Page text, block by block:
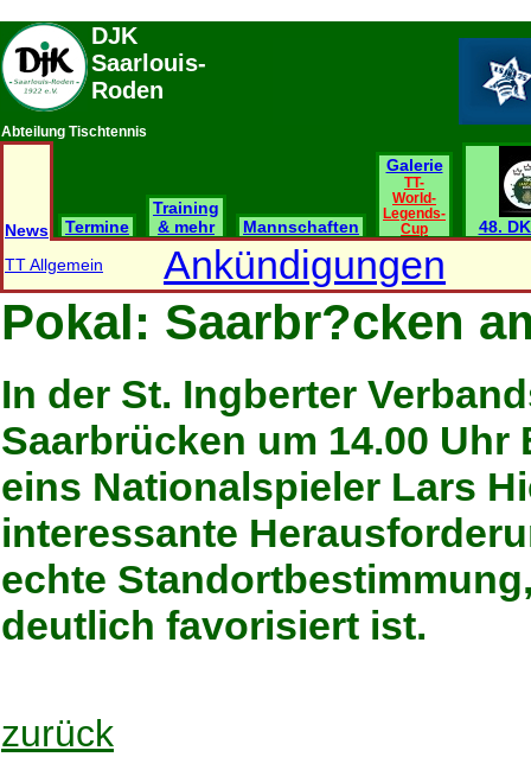
DJK
Saarlouis-
Roden
Abteilung Tischtennis
News Termine
Training
& mehr
Mannschaften
Galerie
TT-
World-
Legends-
Cup
48.
TT Allgemein
Ankündigungen
Pokal: Saarbr?cken
In der St. Ingberter
Saarbrücken um 14.00
eins Nationalspieler Lars
interessante
echte
deutlich favorisiert ist.
zurück